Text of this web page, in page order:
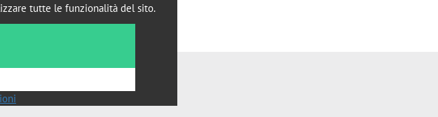
tutte le funzionalità del sito.